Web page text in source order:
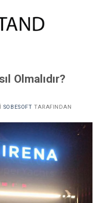
Olmalıdır?
SOBESOFT TARAFINDAN